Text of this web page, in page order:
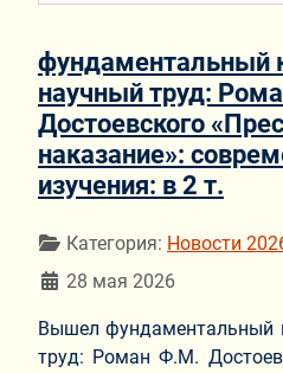
фундаментальный
научный труд:
Достоевского
наказание»:
изучения: в 2 т.
Информация о материале
Категория: Новости
28 мая 2026
Вышел фундаментальный
труд: Роман Ф.М.